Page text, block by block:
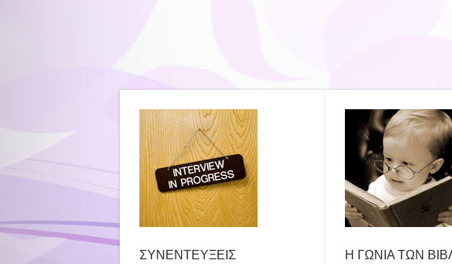
ΣΥΝΕΝΤΕΥΞΕΙΣ Η ΓΩΝΙΑ ΤΩΝ